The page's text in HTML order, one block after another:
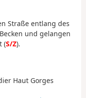
Straße entlang des
und gelangen
(S/Z).
Haut Gorges